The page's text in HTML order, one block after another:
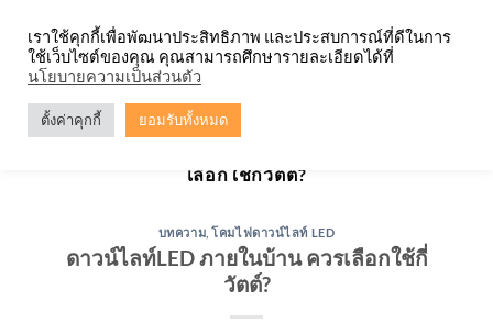
content
เลือกใช้กี่วัตต์?
บทความ ,โคมไฟดาวน์ไลท์ LED
ดาวน์ไลท์LED ภายในบ้าน ควรเลือกใช้กี่
วัตต์?
เราใช้คุกกี้เพื่อพัฒนาประสิทธิภาพ และประสบการณ์ที่ดีในการ
ใช้เว็บไซต์ของคุณ คุณสามารถศึกษารายละเอียดได้ที่
นโยบายความเป็นส่วนตัว
ตั้งค่าคุกกี้ ยอมรับทั้งหมด